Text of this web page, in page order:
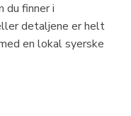
du finner i
detaljene er helt
en lokal syerske